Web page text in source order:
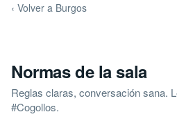
‹ Volver a Burgos
Normas de la sala
Reglas claras, conversación sana.
#Cogollos.